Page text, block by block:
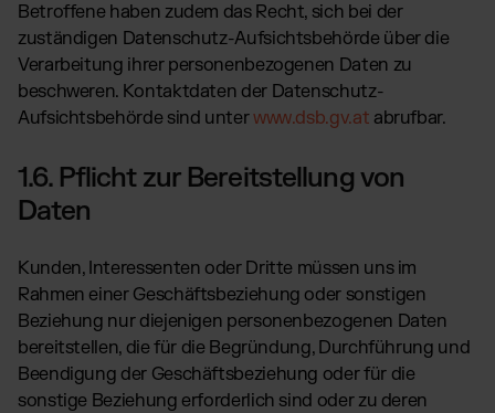
Betroffene haben zudem das Recht, sich bei der
zuständigen Datenschutz-Aufsichtsbehörde über die
Verarbeitung ihrer personenbezogenen Daten zu
beschweren. Kontaktdaten der Datenschutz-
Aufsichtsbehörde sind unterwww.dsb.gv.at abrufbar.
1.6. Pflicht zur Bereitstellung von
Daten
Kunden, Interessenten oder Dritte müssen uns im
Rahmen einer Geschäftsbeziehung oder sonstigen
Beziehung nur diejenigen personenbezogenen Daten
bereitstellen, die für die Begründung, Durchführung und
Beendigung der Geschäftsbeziehung oder für die
sonstige Beziehung erforderlich sind oder zu deren